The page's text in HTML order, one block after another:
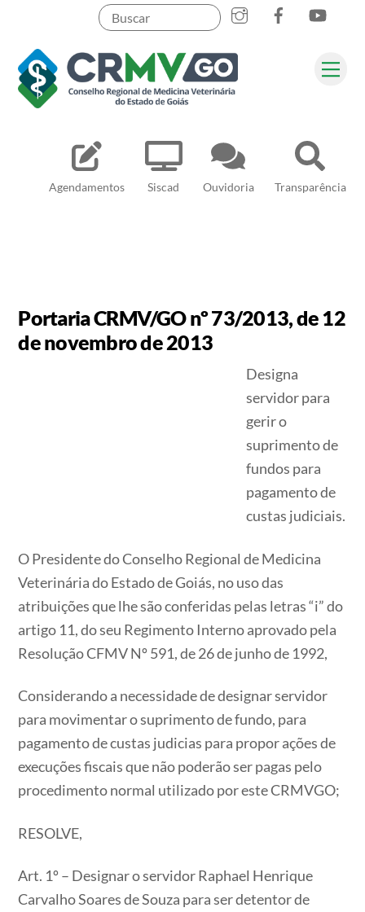
content
Agendamentos Siscad Ouvidoria Transparência
Pesquisar
Portaria CRMV/GO nº 73/2013, de 12
de novembro de 2013
Designa
servidor para
gerir o
suprimento de
fundos para
pagamento de
custas judiciais.
O Presidente do Conselho Regional de Medicina
Veterinária do Estado de Goiás, no uso das
atribuições que lhe são conferidas pelas letras “i” do
artigo 11, do seu Regimento Interno aprovado pela
Resolução CFMV Nº 591, de 26 de junho de 1992,
Considerando a necessidade de designar servidor
para movimentar o suprimento de fundo, para
pagamento de custas judicias para propor ações de
execuções fiscais que não poderão ser pagas pelo
procedimento normal utilizado por este CRMVGO;
RESOLVE,
Art. 1º – Designar o servidor Raphael Henrique
Carvalho Soares de Souza para ser detentor de